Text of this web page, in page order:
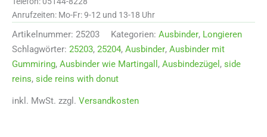
Menge
Anrufzeiten: Mo-Fr: 9-12 und 13-18 Uhr
Artikelnummer: 25203 Kategorien: Ausbinder, Longieren
Schlagwörter: 25203, 25204, Ausbinder, Ausbinder mit
Gummiring, Ausbinder wie Martingall , Ausbindezügel , side
reins, side reins with donut
inkl. MwSt. zzgl. Versandkosten